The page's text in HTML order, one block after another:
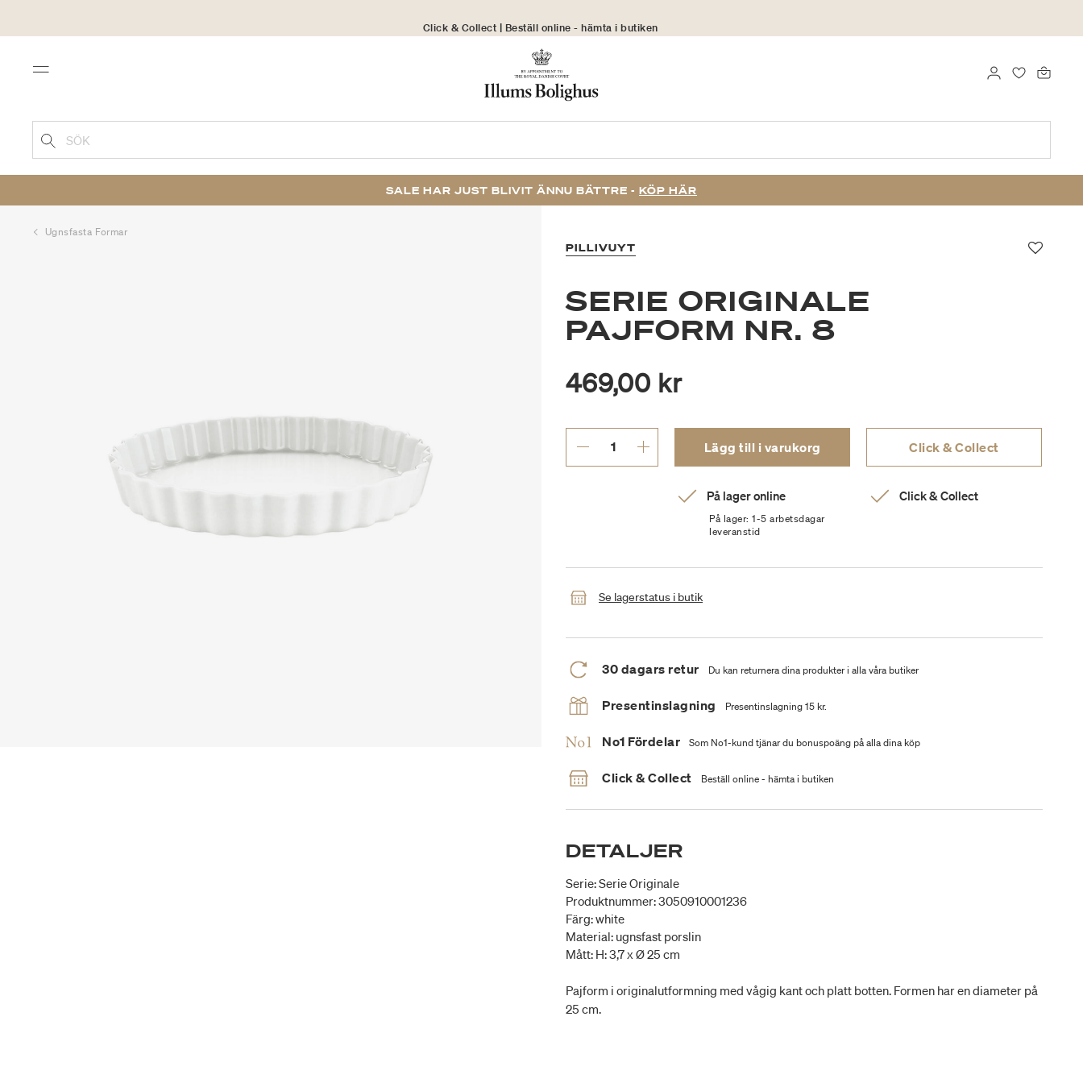
30 dagars returrätt
Menu FAVORITER
LOGGA IN
SÖK
SALE HAR JUST BLIVIT ÄNNU BÄTTRE - KÖP HÄR
Ugnsfasta Formar
PILLIVUYT
SERIE ORIGINALE
PAJFORM NR. 8
469,00 kr
Lägg till i varukorg Click & Collect
På lager online
På lager: 1-5 arbetsdagar
leveranstid
Click & Collect
Se lagerstatus i butik
30 dagars retur Du kan returnera dina produkter i alla våra butiker
Presentinslagning Presentinslagning 15 kr.
No1 Fördelar Som No1-kund tjänar du bonuspoäng på alla dina köp
Click & Collect Beställ online - hämta i butiken
DETALJER
Serie: Serie Originale
Produktnummer: 3050910001236
Färg: white
Material: ugnsfast porslin
Mått: H: 3,7 x Ø 25 cm
Pajform i originalutformning med vågig kant och platt botten. Formen har en diameter på
25 cm.